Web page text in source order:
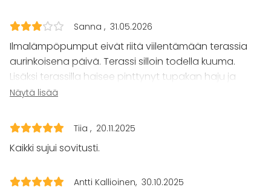
Tapahtumatyypit
Juhlat
Häät
Saunailta
Kokous
Messut
Virkistystilaisuus
Elämys / aktiviteetti
Sanna 31.05.2026
Ilmalämpöpumput eivät riitä viilentämään terassia
aurinkoisena päivä. Terassi silloin todella kuuma.
Lisäksi terassilla haisee pinttynyt tupakan haju ja
tunkkaiset isot tuhkikset, joita terassilla on. Kuumassa
muuten tila oikein toimiva.
Näytä lisää
Tiia 20.11.2025
Kaikki sujui sovitusti.
Antti Kallioinen 30.10.2025